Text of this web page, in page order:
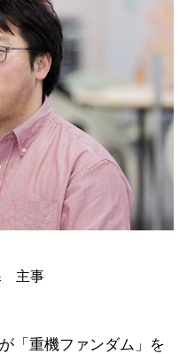
主事
「重機ファンダム」を